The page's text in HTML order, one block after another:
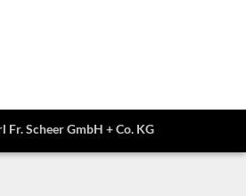
Fr. Scheer GmbH + Co. KG